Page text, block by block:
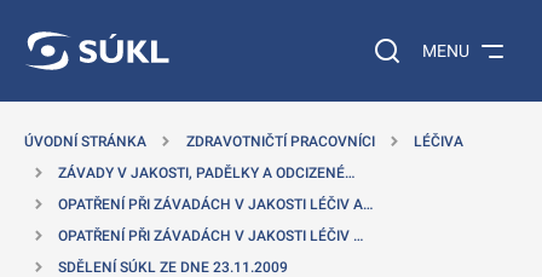
Vyhledávání na
MENU
ÚVODNÍ STRÁNKA ZDRAVOTNIČTÍ PRACOVNÍCI
LÉČIVA
ZÁVADY V JAKOSTI, PADĚLKY A ODCIZENÉ…
OPATŘENÍ PŘI ZÁVADÁCH V JAKOSTI LÉČIV A…
OPATŘENÍ PŘI ZÁVADÁCH V JAKOSTI LÉČIV …
SDĚLENÍ SÚKL ZE DNE 23.11.2009